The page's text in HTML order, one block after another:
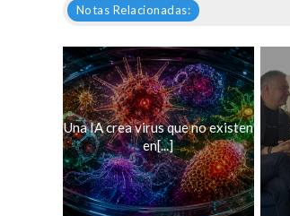
Notas Relacionadas:
Una IA crea virus que no existen
en[...]